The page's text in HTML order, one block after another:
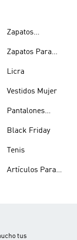
Zapatos
Zapatos Para
Licra
Vestidos Mujer
Pantalones
Black Friday
Tenis
Artículos Para
tus